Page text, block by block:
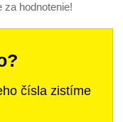
za hodnotenie!
čísla zistíme